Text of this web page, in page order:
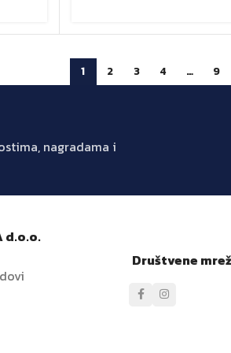
1 2 3 4 … 9
nagradama i
d.o.o.
Društvene